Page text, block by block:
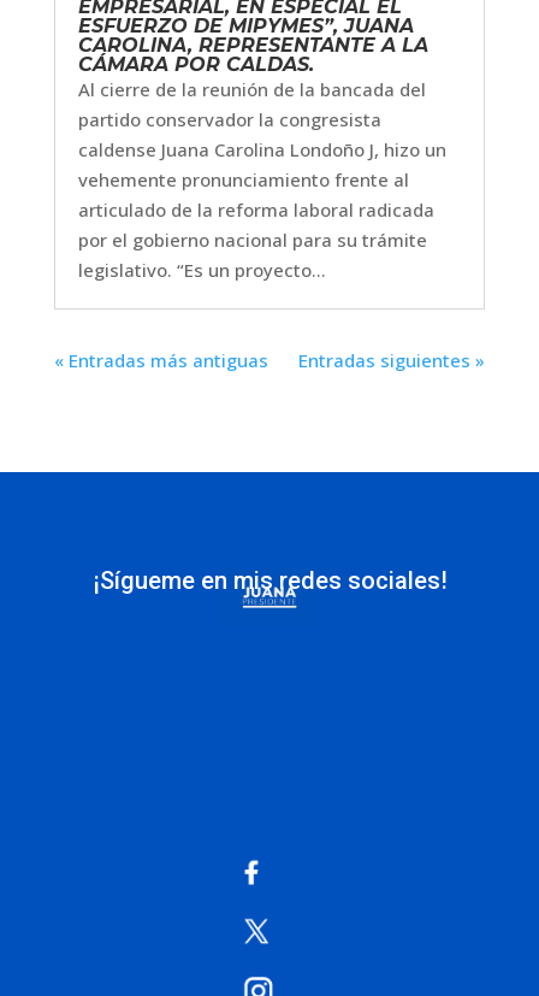
EMPRESARIAL, EN ESPECIAL EL
ESFUERZO DE MIPYMES”, JUANA
CAROLINA, REPRESENTANTE A LA
CÁMARA POR CALDAS.
Al cierre de la reunión de la bancada del
partido conservador la congresista
caldense Juana Carolina Londoño J, hizo un
vehemente pronunciamiento frente al
articulado de la reforma laboral radicada
por el gobierno nacional para su trámite
legislativo. “Es un proyecto...
« Entradas más antiguas Entradas siguientes »
¡Sígueme en mis redes sociales!